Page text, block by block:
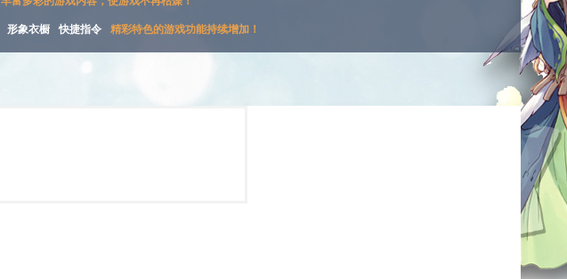
形象衣橱 快捷指令 精彩特色的游戏功能持续增加！